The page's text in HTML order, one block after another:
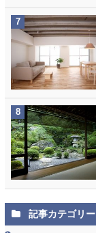
記事カテゴリー